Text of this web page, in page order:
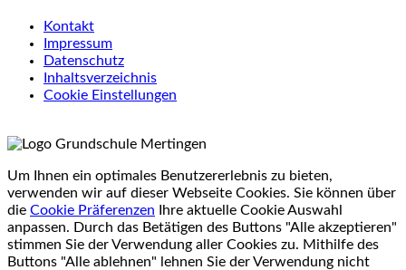
Kontakt
Impressum
Datenschutz
Inhaltsverzeichnis
Cookie Einstellungen
Um Ihnen ein optimales Benutzererlebnis zu bieten,
verwenden wir auf dieser Webseite Cookies. Sie können über
die Cookie Präferenzen Ihre aktuelle Cookie Auswahl
anpassen. Durch das Betätigen des Buttons "Alle akzeptieren"
stimmen Sie der Verwendung aller Cookies zu. Mithilfe des
Buttons "Alle ablehnen" lehnen Sie der Verwendung nicht